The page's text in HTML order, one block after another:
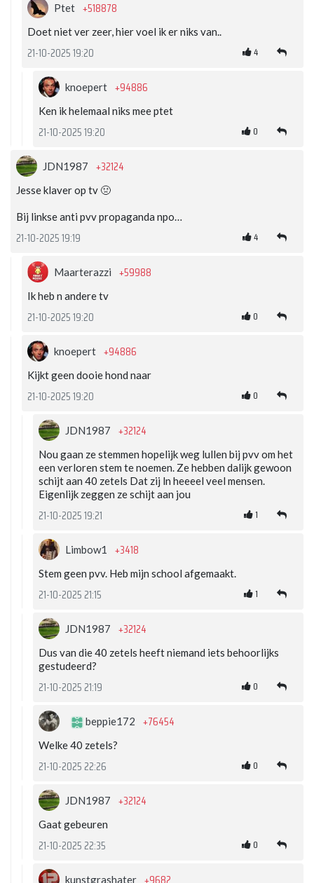
Ptet +518878
Doet niet ver zeer, hier voel ik er niks van..
21-10-2025 19:20 4
knoepert +94886
Ken ik helemaal niks mee ptet
21-10-2025 19:20 0
JDN1987 +32124
Jesse klaver op tv 🤢
Bij linkse anti pvv propaganda npo…
21-10-2025 19:19 4
Maarterazzi +59988
Ik heb n andere tv
21-10-2025 19:20 0
knoepert +94886
Kijkt geen dooie hond naar
21-10-2025 19:20 0
JDN1987 +32124
Nou gaan ze stemmen hopelijk weg lullen bij pvv om het
een verloren stem te noemen. Ze hebben dalijk gewoon
schijt aan 40 zetels Dat zij ln heeeel veel mensen.
Eigenlijk zeggen ze schijt aan jou
21-10-2025 19:21 1
Limbow1 +3418
Stem geen pvv. Heb mijn school afgemaakt.
21-10-2025 21:15 1
JDN1987 +32124
Dus van die 40 zetels heeft niemand iets behoorlijks
gestudeerd?
21-10-2025 21:19 0
beppie172 +76454
Welke 40 zetels?
21-10-2025 22:26 0
JDN1987 +32124
Gaat gebeuren
21-10-2025 22:35 0
kunstgrashater